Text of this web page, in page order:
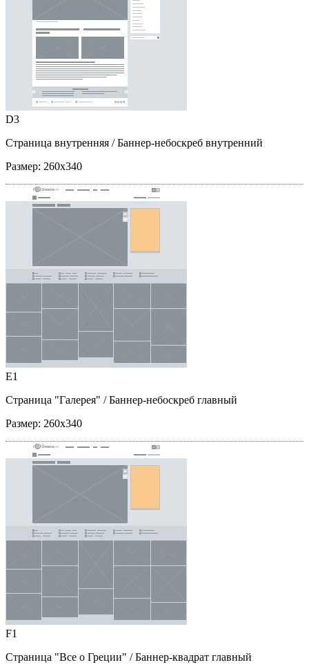
D3
Страница внутренняя / Баннер-небоскреб внутренний
Размер: 260x340
E1
Страница "Галерея" / Баннер-небоскреб главный
Размер: 260x340
F1
Страница "Все о Греции" / Баннер-квадрат главный